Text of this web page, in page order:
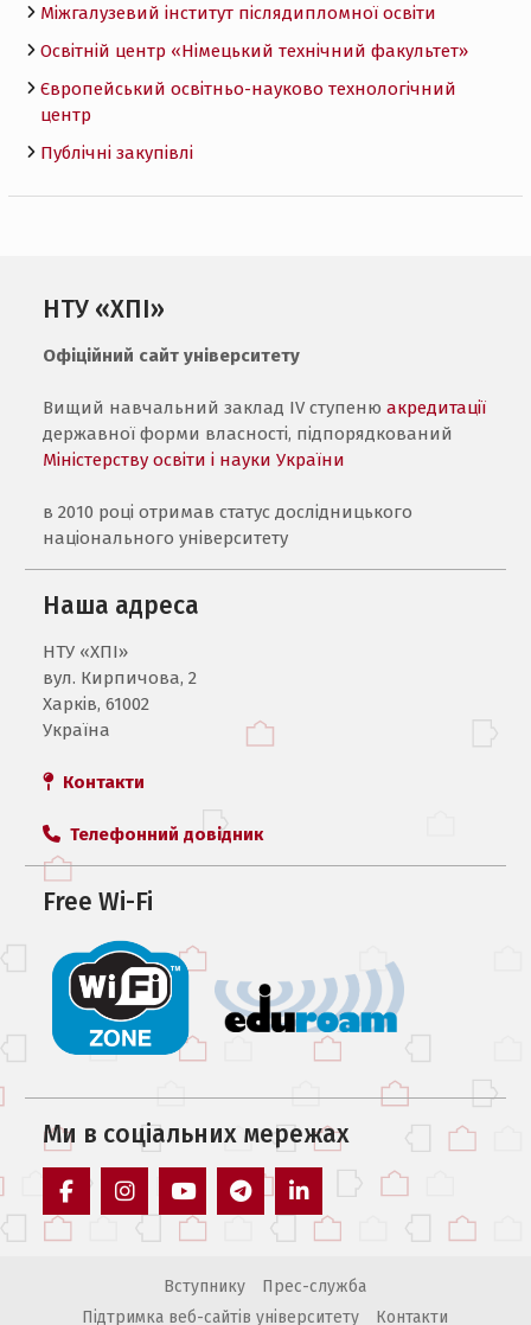
Міжгалузевий інститут післядипломної освіти
Освітній центр «Німецький технічний факультет»
Європейський освітньо-науково технологічний
центр
Публічні закупівлі
НТУ «ХПІ»
Офіційний сайт університету
Вищий навчальний заклад IV ступенюакредитації
державної форми власності, підпорядкований
Міністерству освіти і науки України
в 2010 році отримав статус дослідницького
національного університету
Наша адреса
НТУ «ХПI»
вул. Кирпичова, 2
Харків, 61002
Україна
Контакти
Телефонний довідник
Free Wi-Fi
Ми в соцiальних мережах
facebook instagramyoutube telegram linkedin
Вступнику
Прес-служба
Підтримка веб-сайтів університету
Контакти